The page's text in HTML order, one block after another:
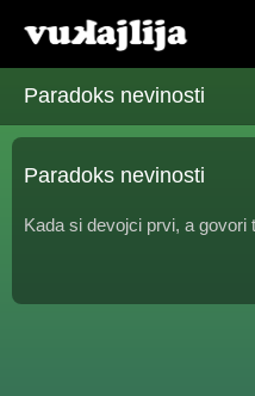
Paradoks nevinosti
Paradoks nevinosti
Kada si devojci prvi, a govori